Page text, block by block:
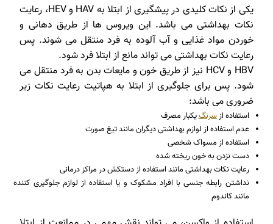
یکی از نکات کلیدی در پیشگیری از ابتلا به HAV و HEV، رعایت
نکات بهداشتی می باشد. این ویروس ها از طریق دهانی و
خوردن مواد غذایی و آب آلوده به فرد منتقل می شوند. پس
رعایت نکات بهداشتی می تواند مانع از ابتلا فرد شود.
HBV و HCV نیز از طریق خون و مایعات بدن به فرد منتقل می
شود. پس برای جلوگیری از ابتلا به هپاتیت رعایت نکات زیر
ضروری می باشد:
استفاده ازسرنگیکبار مصرف
عدم استفاده از لوازم بهداشتی دیگران مانند تیغ صورت
استفاده از مسواک شخصی
دست نزدن به خون ریخته شده
رعایت نکات بهداشتی مانند استفاده از دستکش در مراکز درمانی
نداشتن رابطه جنسی با افراد مشکوک و یا استفاده از لوازم جلوگیری کننده
مانند کاندوم